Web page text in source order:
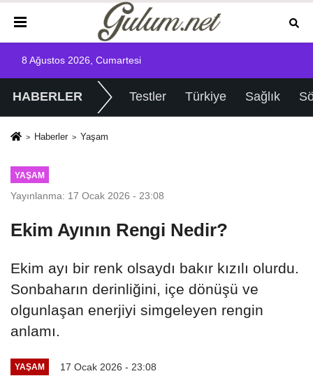
8 Ağustos 2026, Cumartesi
HABERLER Testler Türkiye Sağlık
Haberler Yaşam
YAŞAM
Yayınlanma: 17 Ocak 2026 - 23:08
Ekim Ayının Rengi Nedir?
Ekim ayı bir renk olsaydı bakır kızılı olurdu.
Sonbaharın derinliğini, içe dönüşü ve
olgunlaşan enerjiyi simgeleyen rengin
anlamı.
YAŞAM 17 Ocak 2026 - 23:08